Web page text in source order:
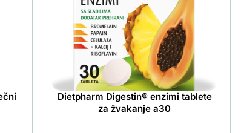
Dietpharm Digestin® enzimi tablete
za žvakanje a30